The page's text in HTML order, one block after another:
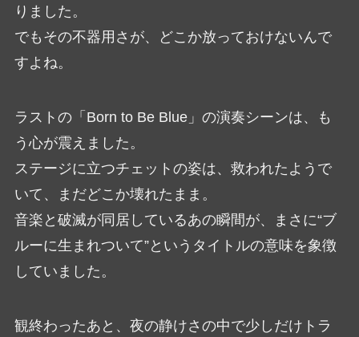
りました。
でもその不器用さが、どこか放っておけないんで
すよね。
ラストの「Born to Be Blue」の演奏シーンは、も
う心が震えました。
ステージに立つチェットの姿は、救われたようで
いて、まだどこか壊れたまま。
音楽と破滅が同居しているあの瞬間が、まさに“ブ
ルーに生まれついて”というタイトルの意味を象徴
していました。
観終わったあと、夜の静けさの中で少しだけトラ